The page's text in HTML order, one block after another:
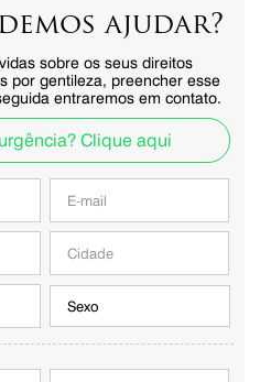
ajudar?
sobre os seus direitos
por gentileza, preencher esse
entraremos em contato.
Clique aqui